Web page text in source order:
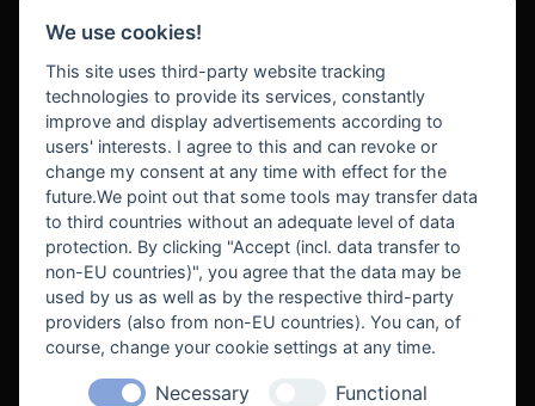
BEKANNT AUS
We use cookies!
This site uses third-party website tracking
technologies to provide its services, constantly
improve and display advertisements according to
users' interests. I agree to this and can revoke or
change my consent at any time with effect for the
future.We point out that some tools may transfer data
to third countries without an adequate level of data
protection. By clicking "Accept (incl. data transfer to
non-EU countries)", you agree that the data may be
used by us as well as by the respective third-party
providers (also from non-EU countries). You can, of
course, change your cookie settings at any time.
Necessary
Functional